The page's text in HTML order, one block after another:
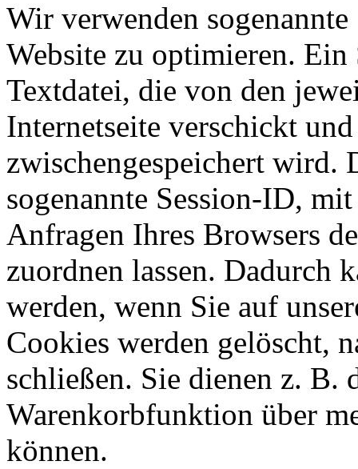
Wir verwenden
Website zu optimieren.
Textdatei, die von den
Internetseite verschickt
zwischengespeichert wird.
sogenannte Session-ID,
Anfragen Ihres Browsers
zuordnen lassen. Dadurch
werden, wenn Sie auf
Cookies werden gelöscht,
schließen. Sie dienen z. B.
Warenkorbfunktion über
können.